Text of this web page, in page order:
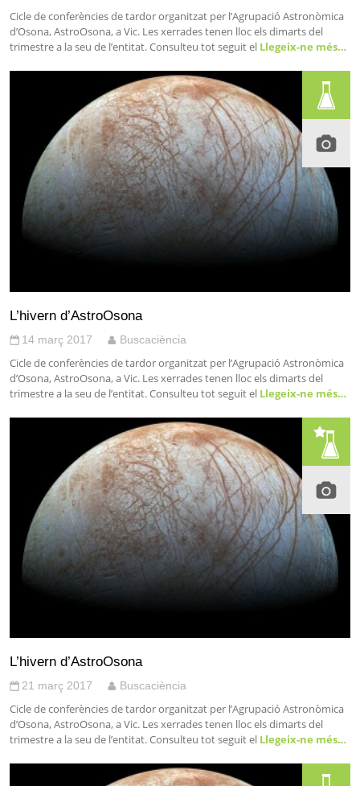
Cicle de conferències de tardor organitzat per l’Agrupació Astronòmica
d’Osona, AstroOsona, a Vic. Les xerrades tenen lloc els dimarts del
trimestre a la seu de l’entitat. Consulteu tot seguit el Llegeix-ne més…
L’hivern d’AstroOsona
14 març 2017 Buscaciència
Cicle de conferències de tardor organitzat per l’Agrupació Astronòmica
d’Osona, AstroOsona, a Vic. Les xerrades tenen lloc els dimarts del
trimestre a la seu de l’entitat. Consulteu tot seguit el Llegeix-ne més…
L’hivern d’AstroOsona
21 març 2017 Buscaciència
Cicle de conferències de tardor organitzat per l’Agrupació Astronòmica
d’Osona, AstroOsona, a Vic. Les xerrades tenen lloc els dimarts del
trimestre a la seu de l’entitat. Consulteu tot seguit el Llegeix-ne més…